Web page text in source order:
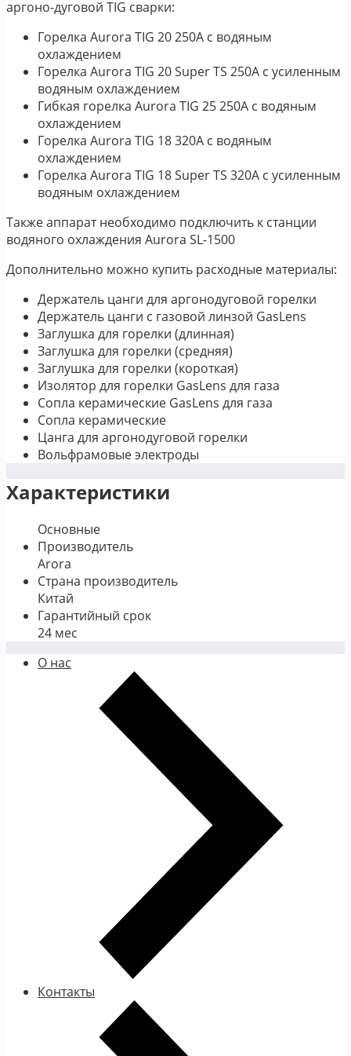
аргоно-дуговой TIG сварки:
Горелка Aurora TIG 20 250A с водяным
охлаждением
Горелка Aurora TIG 20 Super TS 250A с усиленным
водяным охлаждением
Гибкая горелка Aurora TIG 25 250A с водяным
охлаждением
Горелка Aurora TIG 18 320A с водяным
охлаждением
Горелка Aurora TIG 18 Super TS 320A с усиленным
водяным охлаждением
Также аппарат необходимо подключить к станции
водяного охлаждения Aurora SL-1500
Дополнительно можно купить расходные материалы:
Держатель цанги для аргонодуговой горелки
Держатель цанги с газовой линзой GasLens
Заглушка для горелки (длинная)
Заглушка для горелки (средняя)
Заглушка для горелки (короткая)
Изолятор для горелки GasLens для газа
Сопла керамические GasLens для газа
Сопла керамические
Цанга для аргонодуговой горелки
Вольфрамовые электроды
Характеристики
Основные
Производитель
Arora
Страна производитель
Китай
Гарантийный срок
24 мес
О нас
Контакты